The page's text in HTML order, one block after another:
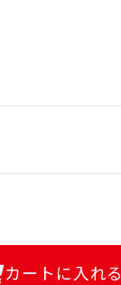
カートに入れる